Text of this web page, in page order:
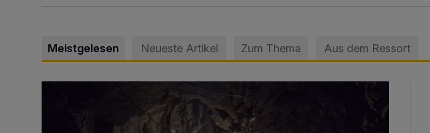
Meistgelesen Neueste Artikel Zum Thema Aus dem Ressort